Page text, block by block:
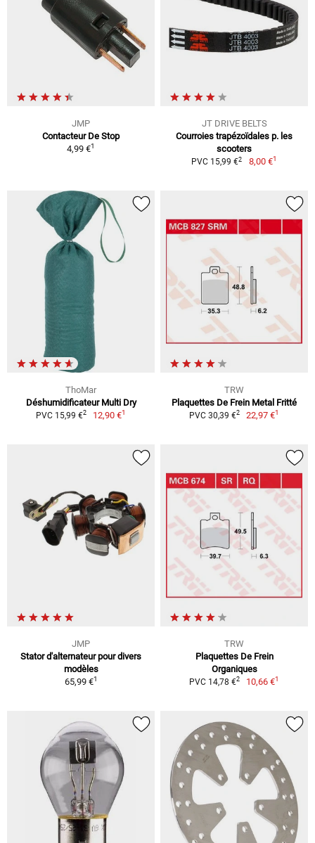
JMP
Contacteur De Stop
4,99 €1
JT DRIVE BELTS
Courroies trapézoïdales p. les
scooters
PVC 15,99 €2 8,00 €1
ThoMar
Déshumidificateur Multi Dry
PVC 15,99 €2 12,90 €1
TRW
Plaquettes De Frein Metal Fritté
PVC 30,39 €2 22,97 €1
JMP
Stator d'alternateur pour divers
modèles
65,99 €1
TRW
Plaquettes De Frein
Organiques
PVC 14,78 €2 10,66 €1